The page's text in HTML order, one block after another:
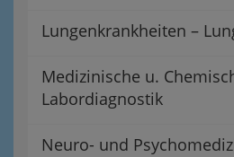
Lungenkrankheiten –
Medizinische u.
Labordiagnostik
Neuro- und